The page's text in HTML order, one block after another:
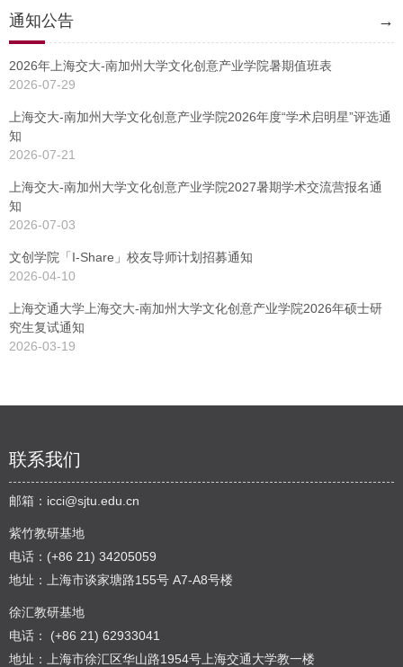
通知公告 →
2026年上海交大-南加州大学文化创意产业学院暑期值班表
2026-07-29
上海交大-南加州大学文化创意产业学院2026年度“学术启明星”评选通
知
2026-07-21
上海交大-南加州大学文化创意产业学院2027暑期学术交流营报名通
知
2026-07-03
文创学院「I-Share」校友导师计划招募通知
2026-04-10
上海交通大学上海交大-南加州大学文化创意产业学院2026年硕士研
究生复试通知
2026-03-19
联系我们
邮箱： icci@sjtu.edu.cn
紫竹教研基地
电话：(+86 21) 34205059
地址：上海市谈家塘路155号 A7-A8号楼
徐汇教研基地
电话： (+86 21) 62933041
地址：上海市徐汇区华山路1954号上海交通大学教一楼